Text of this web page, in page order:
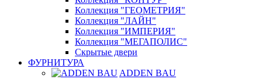
Коллекция "ГЕОМЕТРИЯ"
Коллекция "ЛАЙН"
Коллекция "ИМПЕРИЯ"
Коллекция "МЕГАПОЛИС"
Скрытые двери
ФУРНИТУРА
ADDEN BAU